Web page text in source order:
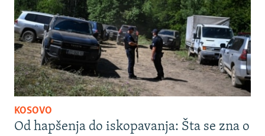
KOSOVO
Od hapšenja do iskopavanja: Šta se zna o